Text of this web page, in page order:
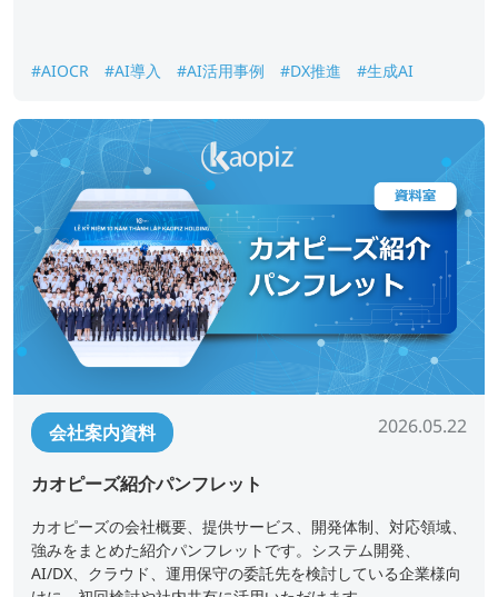
#AIOCR #AI導入 #AI活用事例 #DX推進 #生成AI
会社案内資料 2026.05.22
カオピーズ紹介パンフレット
カオピーズの会社概要、提供サービス、開発体制、対応領域、
強みをまとめた紹介パンフレットです。システム開発、
AI/DX、クラウド、運用保守の委託先を検討している企業様向